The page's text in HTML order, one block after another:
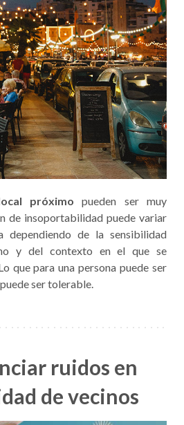
próximo pueden ser muy
de insoportabilidad puede variar
dependiendo de la sensibilidad
y del contexto en el que se
que para una persona puede ser
ser tolerable.
ruidos en
de vecinos